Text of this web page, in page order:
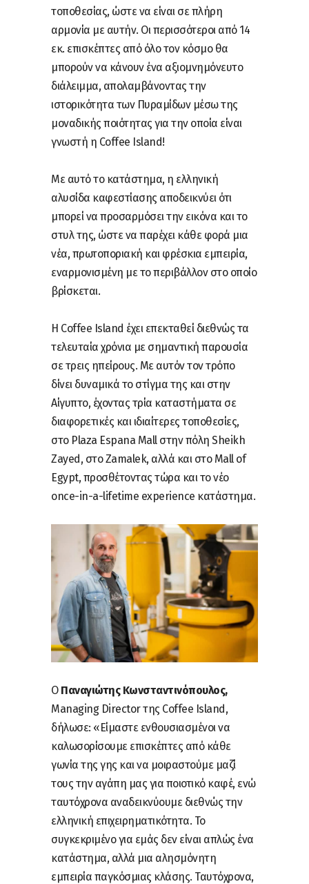
τοποθεσίας, ώστε να είναι σε πλήρη
αρμονία με αυτήν. Οι περισσότεροι από 14
εκ. επισκέπτες από όλο τον κόσμο θα
μπορούν να κάνουν ένα αξιομνημόνευτο
διάλειμμα, απολαμβάνοντας την
ιστορικότητα των Πυραμίδων μέσω της
μοναδικής ποιότητας για την οποία είναι
γνωστή η Coffee Island!
Με αυτό το κατάστημα, η ελληνική
αλυσίδα καφεστίασης αποδεικνύει ότι
μπορεί να προσαρμόσει την εικόνα και το
στυλ της, ώστε να παρέχει κάθε φορά μια
νέα, πρωτοποριακή και φρέσκια εμπειρία,
εναρμονισμένη με το περιβάλλον στο οποίο
βρίσκεται.
Η Coffee Island έχει επεκταθεί διεθνώς τα
τελευταία χρόνια με σημαντική παρουσία
σε τρεις ηπείρους. Με αυτόν τον τρόπο
δίνει δυναμικά το στίγμα της και στην
Αίγυπτο, έχοντας τρία καταστήματα σε
διαφορετικές και ιδιαίτερες τοποθεσίες,
στο Plaza Espana Mall στην πόλη Sheikh
Zayed, στο Zamalek, αλλά και στο Mall of
Egypt, προσθέτοντας τώρα και το νέο
once-in-a-lifetime experience κατάστημα.
Ο Παναγιώτης Κωνσταντινόπουλος,
Managing Director της Coffee Island,
δήλωσε: «Είμαστε ενθουσιασμένοι να
καλωσορίσουμε επισκέπτες από κάθε
γωνία της γης και να μοιραστούμε μαζί
τους την αγάπη μας για ποιοτικό καφέ, ενώ
ταυτόχρονα αναδεικνύουμε διεθνώς την
ελληνική επιχειρηματικότητα. Το
συγκεκριμένο για εμάς δεν είναι απλώς ένα
κατάστημα, αλλά μια αλησμόνητη
εμπειρία παγκόσμιας κλάσης. Ταυτόχρονα,